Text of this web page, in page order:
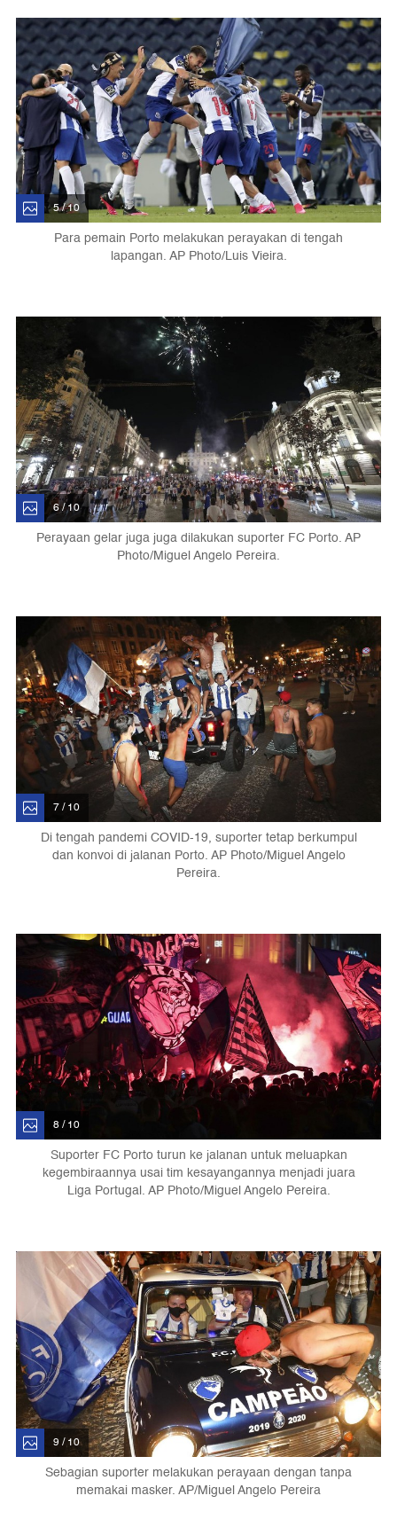
5 / 10
Para pemain Porto melakukan perayakan di tengah
lapangan. AP Photo/Luis Vieira.
6 / 10
Perayaan gelar juga juga dilakukan suporter FC Porto. AP
Photo/Miguel Angelo Pereira.
7 / 10
Di tengah pandemi COVID-19, suporter tetap berkumpul
dan konvoi di jalanan Porto. AP Photo/Miguel Angelo
Pereira.
8 / 10
Suporter FC Porto turun ke jalanan untuk meluapkan
kegembiraannya usai tim kesayangannya menjadi juara
Liga Portugal. AP Photo/Miguel Angelo Pereira.
9 / 10
Sebagian suporter melakukan perayaan dengan tanpa
memakai masker. AP/Miguel Angelo Pereira